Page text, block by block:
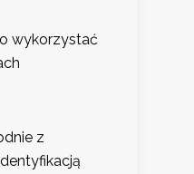
wykorzystać
z